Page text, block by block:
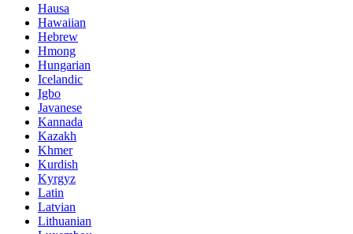
Hausa
Hawaiian
Hebrew
Hmong
Hungarian
Icelandic
Igbo
Javanese
Kannada
Kazakh
Khmer
Kurdish
Kyrgyz
Latin
Latvian
Lithuanian